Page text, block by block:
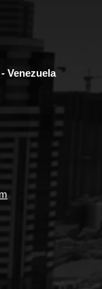
Venezuela